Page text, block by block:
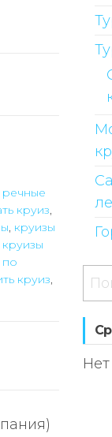
круиз,
, круизы
круизы
по
круиз,